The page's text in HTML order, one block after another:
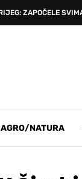
ZAPOČELE
AGRO/NATURA